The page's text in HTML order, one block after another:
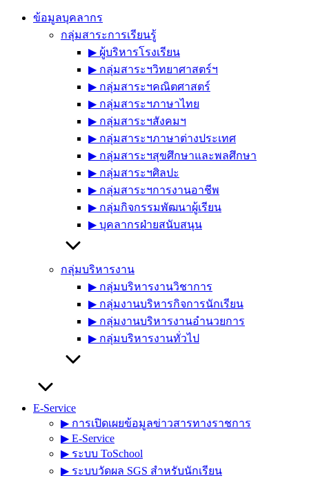
ข้อมูลบุคลากร
กลุ่มสาระการเรียนรู้
▶︎ ผู้บริหารโรงเรียน
▶︎ กลุ่มสาระฯวิทยาศาสตร์ฯ
▶︎ กลุ่มสาระฯคณิตศาสตร์
▶︎ กลุ่มสาระฯภาษาไทย
▶︎ กลุ่มสาระฯสังคมฯ
▶︎ กลุ่มสาระฯภาษาต่างประเทศ
▶︎ กลุ่มสาระฯสุขศึกษาและพลศึกษา
▶︎ กลุ่มสาระฯศิลปะ
▶︎ กลุ่มสาระฯการงานอาชีพ
▶︎ กลุ่มกิจกรรมพัฒนาผู้เรียน
▶︎ บุคลากรฝ่ายสนับสนุน
กลุ่มบริหารงาน
▶︎ กลุ่มบริหารงานวิชาการ
▶︎ กลุ่มงานบริหารกิจการนักเรียน
▶︎ กลุ่มงานบริหารงานอำนวยการ
▶︎ กลุ่มบริหารงานทั่วไป
E-Service
▶︎ การเปิดเผยข้อมูลข่าวสารทางราชการ
▶︎ E-Service
▶︎ ระบบ ToSchool
▶︎ ระบบวัดผล SGS สำหรับนักเรียน